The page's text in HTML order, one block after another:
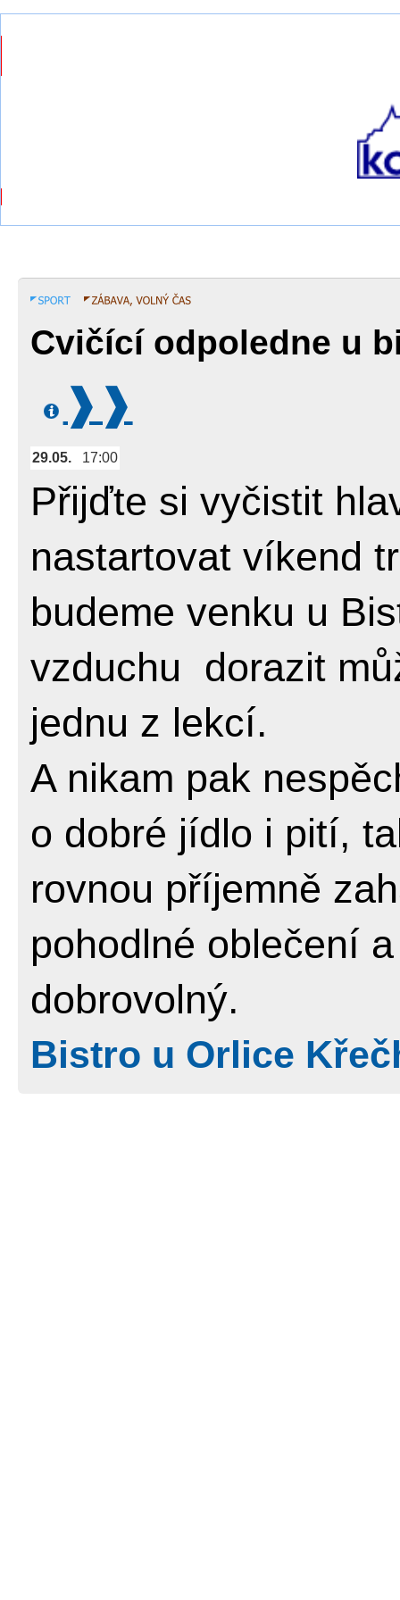
Cvičící odpoledne u
29.05. 17:00
Přijďte si vyčistit
nastartovat víkend
budeme venku u
vzduchu dorazit
jednu z lekcí.
A nikam pak
o dobré jídlo i pití,
rovnou příjemně
pohodlné oblečení
dobrovolný.
Bistro u Orlice